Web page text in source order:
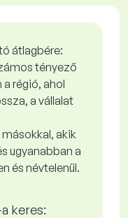
átlagbére:
tényező
régió, ahol
a vállalat
akik
ugyanabban a
és névtelenül.
keres: